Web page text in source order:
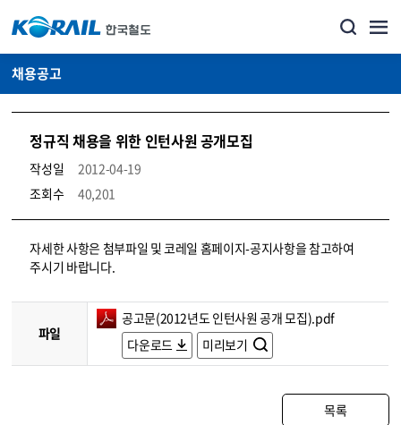
채용공고
정규직 채용을 위한 인턴사원 공개모집
작성일
2012-04-19
조회수
40,201
코레일소개_경영공시_채용공고 상세보기 – 내용, 파일, 담당자 연락처로 구성
자세한 사항은 첨부파일 및 코레일 홈페이지-공지사항을 참고하여
주시기 바랍니다.
파일
공고문(2012년도 인턴사원 공개 모집).pdf
다운로드
미리보기
목록